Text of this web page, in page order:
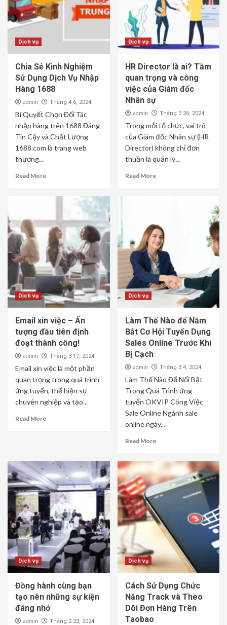
Dịch vụ
Chia Sẻ Kinh Nghiệm
Sử Dụng Dịch Vụ Nhập
Hàng 1688
admin Tháng 4 6, 2024
Bí Quyết Chọn Đối Tác
nhập hàng trên 1688 Đáng
Tin Cậy và Chất Lượng
1688.com là trang web
thương...
Read More
Dịch vụ
HR Director là ai? Tầm
quan trọng và công
việc của Giám đốc
Nhân sự
admin Tháng 3 26, 2024
Trong mỗi tổ chức, vai trò
của Giám đốc Nhân sự (HR
Director) không chỉ đơn
thuần là quản lý...
Read More
Dịch vụ
Email xin việc – Ấn
tượng đầu tiên định
đoạt thành công!
admin Tháng 3 17, 2024
Email xin việc là một phần
quan trọng trong quá trình
ứng tuyển, thể hiện sự
chuyên nghiệp và tạo...
Read More
Dịch vụ
Làm Thế Nào để Nắm
Bắt Cơ Hội Tuyển Dụng
Sales Online Trước Khi
Bị Cạch
admin Tháng 3 4, 2024
Làm Thế Nào Để Nổi Bật
Trong Quá Trình ứng
tuyển OKVIP Công Việc
Sale Online Ngành sale
online ngày...
Read More
Dịch vụ
Đồng hành cùng bạn
tạo nên những sự kiện
đáng nhớ
admin Tháng 2 23, 2024
Dịch vụ
Cách Sử Dụng Chức
Năng Track và Theo
Dõi Đơn Hàng Trên
Taobao